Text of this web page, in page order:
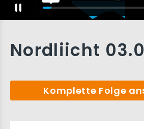
Nordliicht
Komplette Folge